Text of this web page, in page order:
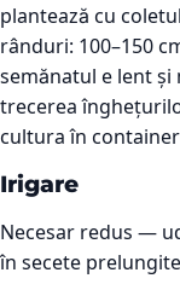
plantează cu
rânduri: 100–150
semănatul e lent
trecerea
cultura în
Irigare
Necesar redus —
în secete